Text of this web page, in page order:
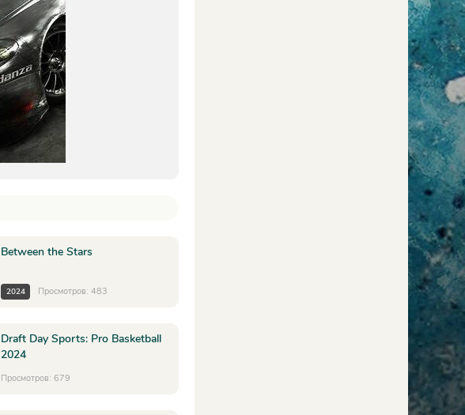
Between the Stars
2024 Просмотров: 483
Draft Day Sports: Pro Basketball
2024
Просмотров: 679